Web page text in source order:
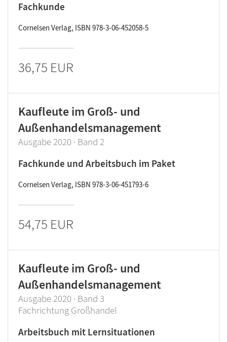
Fachkunde
Cornelsen Verlag, ISBN 978-3-06-452058-5
36,75 EUR
Kaufleute im Groß- und
Außenhandelsmanagement
Ausgabe 2020 · Band 2
Fachkunde und Arbeitsbuch im Paket
Cornelsen Verlag, ISBN 978-3-06-451793-6
54,75 EUR
Kaufleute im Groß- und
Außenhandelsmanagement
Ausgabe 2020 · Band 3
Fachrichtung Großhandel
Arbeitsbuch mit Lernsituationen